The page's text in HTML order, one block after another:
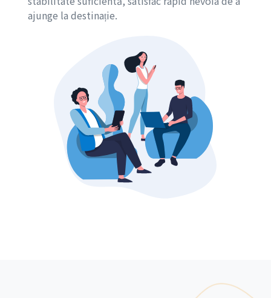
ajunge la destinație.